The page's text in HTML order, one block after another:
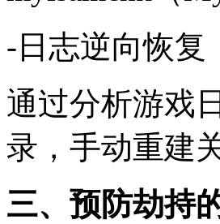
-日志逆向恢复
通过分析游戏
录，手动重建
三、预防劫持